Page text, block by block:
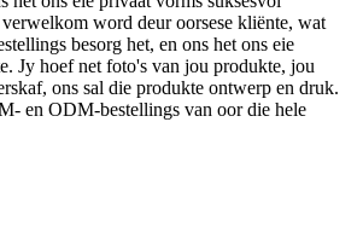
word deur oorsese kliënte, wat
besorg het, en ons het ons eie
Jy hoef net foto's van jou produkte, jou
ons sal die produkte ontwerp en druk.
en ODM-bestellings van oor die hele